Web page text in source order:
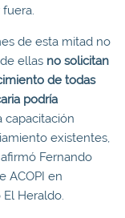
de esta mitad no
ellas no solicitan
de todas
podría
capacitación
existentes,
Fernando
ACOPI en
Heraldo.